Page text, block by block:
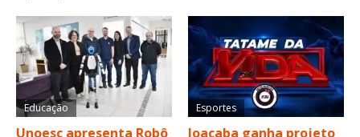
Educação
Unoesc apresenta Robô
Esportes
Joaçaba ganha projeto